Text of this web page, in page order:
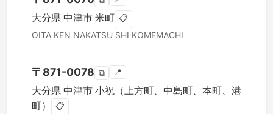
大分県 中津市 米町 📋
OITA KEN NAKATSU SHI KOMEMACHI
〒 871-0078 ⧉ 📍
大分県 中津市 小祝（上方町、中島町、本町、港
町）
📋